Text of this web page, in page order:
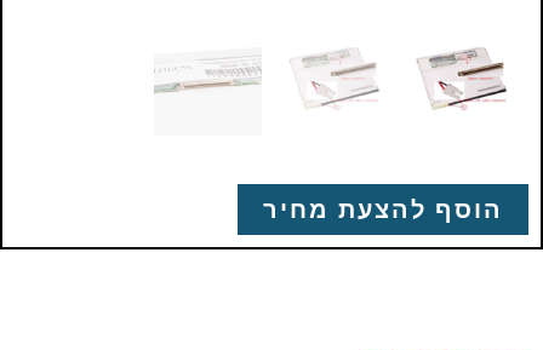
הוסף להצעת מחיר